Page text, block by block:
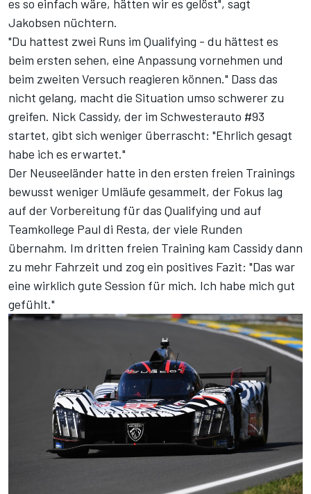
es so einfach wäre, hätten wir es gelöst", sagt
Jakobsen nüchtern.
"Du hattest zwei Runs im Qualifying - du hättest es
beim ersten sehen, eine Anpassung vornehmen und
beim zweiten Versuch reagieren können." Dass das
nicht gelang, macht die Situation umso schwerer zu
greifen. Nick Cassidy, der im Schwesterauto #93
startet, gibt sich weniger überrascht: "Ehrlich gesagt
habe ich es erwartet."
Der Neuseeländer hatte in den ersten freien Trainings
bewusst weniger Umläufe gesammelt, der Fokus lag
auf der Vorbereitung für das Qualifying und auf
Teamkollege Paul di Resta, der viele Runden
übernahm. Im dritten freien Training kam Cassidy dann
zu mehr Fahrzeit und zog ein positives Fazit: "Das war
eine wirklich gute Session für mich. Ich habe mich gut
gefühlt."